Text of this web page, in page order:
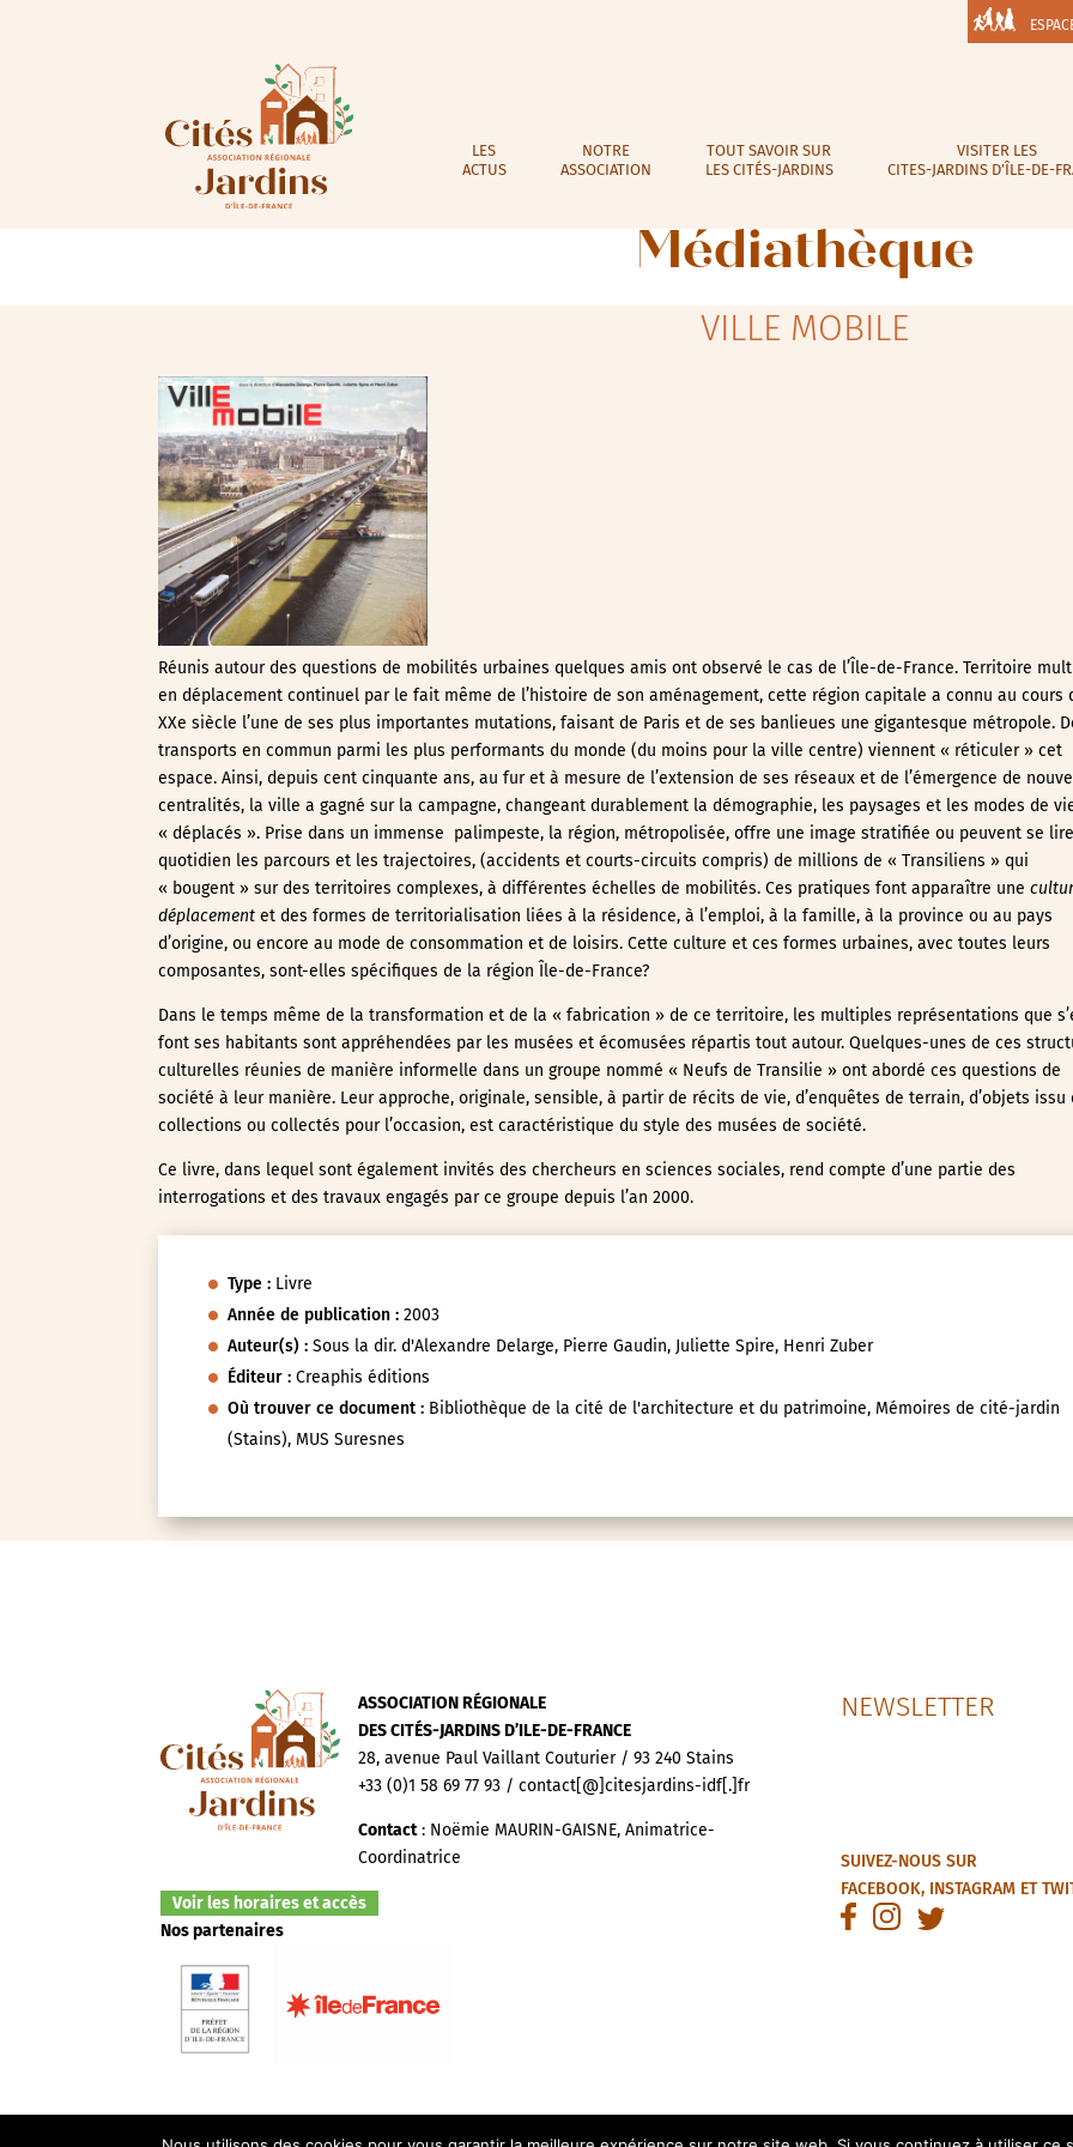
LES
ACTUS
NOTRE
ASSOCIATION
TOUT SAVOIR SUR
LES CITÉS-JARDINS
VISITER LES
CITES-JARDINS D’ÎLE-DE-
Médiathèque
VILLE MOBILE
Réunis autour des questions de mobilités urbaines quelques amis ont observé le cas de l’Île-de-France. Territoire
en déplacement continuel par le fait même de l’histoire de son aménagement, cette région capitale a connu au cours
XXe siècle l’une de ses plus importantes mutations, faisant de Paris et de ses banlieues une gigantesque métropole.
transports en commun parmi les plus performants du monde (du moins pour la ville centre) viennent « réticuler » cet
espace. Ainsi, depuis cent cinquante ans, au fur et à mesure de l’extension de ses réseaux et de l’émergence de
centralités, la ville a gagné sur la campagne, changeant durablement la démographie, les paysages et les modes de
« déplacés ». Prise dans un immense palimpeste, la région, métropolisée, offre une image stratifiée ou peuvent se
quotidien les parcours et les trajectoires, (accidents et courts-circuits compris) de millions de « Transiliens » qui
« bougent » sur des territoires complexes, à différentes échelles de mobilités. Ces pratiques font apparaître une
déplacement et des formes de territorialisation liées à la résidence, à l’emploi, à la famille, à la province ou au pays
d’origine, ou encore au mode de consommation et de loisirs. Cette culture et ces formes urbaines, avec toutes leurs
composantes, sont-elles spécifiques de la région Île-de-France?
Dans le temps même de la transformation et de la « fabrication » de ce territoire, les multiples représentations que
font ses habitants sont appréhendées par les musées et écomusées répartis tout autour. Quelques-unes de ces
culturelles réunies de manière informelle dans un groupe nommé « Neufs de Transilie » ont abordé ces questions de
société à leur manière. Leur approche, originale, sensible, à partir de récits de vie, d’enquêtes de terrain, d’objets issu
collections ou collectés pour l’occasion, est caractéristique du style des musées de société.
Ce livre, dans lequel sont également invités des chercheurs en sciences sociales, rend compte d’une partie des
interrogations et des travaux engagés par ce groupe depuis l’an 2000.
Type : Livre
Année de publication : 2003
Auteur(s) : Sous la dir. d'Alexandre Delarge, Pierre Gaudin, Juliette Spire, Henri Zuber
Éditeur : Creaphis éditions
Où trouver ce document : Bibliothèque de la cité de l'architecture et du patrimoine, Mémoires de cité-jardin
(Stains), MUS Suresnes
ASSOCIATION RÉGIONALE
DES CITÉS-JARDINS D’ILE-DE-FRANCE
28, avenue Paul Vaillant Couturier / 93 240 Stains
+33 (0)1 58 69 77 93 / contact[@]citesjardins-idf[.]fr
Contact: Noëmie MAURIN-GAISNE, Animatrice-
Coordinatrice
Voir les horaires et accès
Nos partenaires
NEWSLETTER
SUIVEZ-NOUS SUR
FACEBOOK, INSTAGRAMET